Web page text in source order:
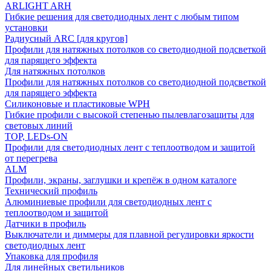
ARLIGHT ARH
Гибкие решения для светодиодных лент с любым типом
установки
Радиусный ARC [для кругов]
Профили для натяжных потолков со светодиодной подсветкой
для парящего эффекта
Для натяжных потолков
Профили для натяжных потолков со светодиодной подсветкой
для парящего эффекта
Силиконовые и пластиковые WPH
Гибкие профили с высокой степенью пылевлагозащиты для
световых линий
TOP, LEDs-ON
Профили для светодиодных лент с теплоотводом и защитой
от перегрева
ALM
Профили, экраны, заглушки и крепёж в одном каталоге
Технический профиль
Алюминиевые профили для светодиодных лент с
теплоотводом и защитой
Датчики в профиль
Выключатели и диммеры для плавной регулировки яркости
светодиодных лент
Упаковка для профиля
Для линейных светильников